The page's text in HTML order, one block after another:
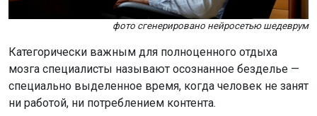
фото сгенерировано нейросетью шедеврум
Категорически важным для полноценного отдыха
мозга специалисты называют осознанное безделье —
специально выделенное время, когда человек не занят
ни работой, ни потреблением контента.